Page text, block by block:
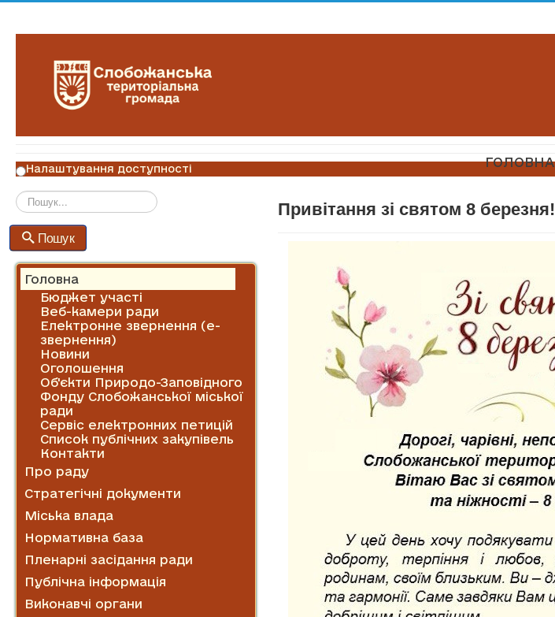
ГОЛОВНА
Налаштування доступності
Пошук
Головна
Бюджет участі
Веб-камери ради
Електронне звернення (е-
звернення)
Новини
Оголошення
Об'єкти Природо-Заповідного
Фонду Слобожанської міської
ради
Сервіс електронних петицій
Список публічних закупівель
Контакти
Про раду
Стратегічні документи
Міська влада
Нормативна база
Пленарні засідання ради
Публічна інформація
Виконавчі органи
Привітання зі святом 8 березня!